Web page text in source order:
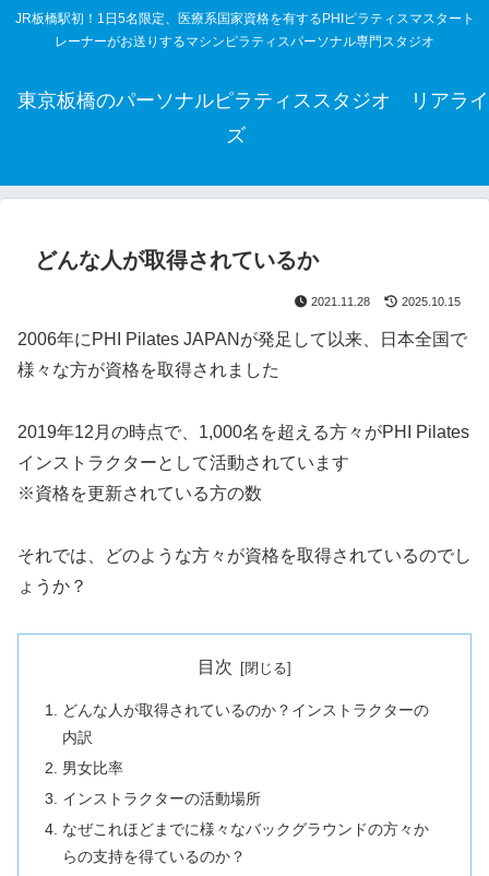
JR板橋駅初！1日5名限定、医療系国家資格を有するPHIピラティスマスタート
レーナーがお送りするマシンピラティスパーソナル専門スタジオ
東京板橋のパーソナルピラティススタジオ リアライ
ズ
どんな人が取得されているか
2021.11.28 2025.10.15
2006年にPHI Pilates JAPANが発足して以来、日本全国で
様々な方が資格を取得されました
2019年12月の時点で、1,000名を超える方々がPHI Pilates
インストラクターとして活動されています
※資格を更新されている方の数
それでは、どのような方々が資格を取得されているのでし
ょうか？
目次
どんな人が取得されているのか？インストラクターの
内訳
男女比率
インストラクターの活動場所
なぜこれほどまでに様々なバックグラウンドの方々か
らの支持を得ているのか？